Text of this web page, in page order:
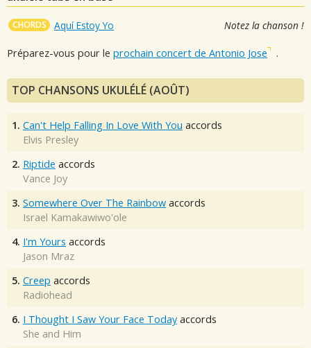
CHORDS Aquí Estoy Yo Notez la chanson !
Préparez-vous pour le prochain concert de Antonio Jose .
TOP CHANSONS UKULÉLÉ (AOÛT)
1. Can't Help Falling In Love With You accords
Elvis Presley
2. Riptide accords
Vance Joy
3. Somewhere Over The Rainbow accords
Israel Kamakawiwo'ole
4. I'm Yours accords
Jason Mraz
5. Creep accords
Radiohead
6. I Thought I Saw Your Face Today accords
She and Him